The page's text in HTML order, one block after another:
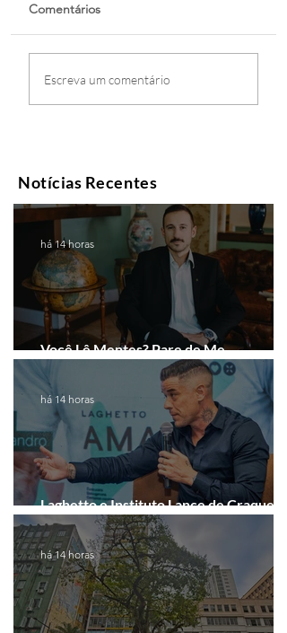
Comentários
Escreva um comentário
Notícias Recentes
Você Lê Mentes? Pare de Me
há 14 horas
Laghetto e Instituto Lance de Craque
firmam parceria em Porto Alegre
há 14 horas
há 14 horas